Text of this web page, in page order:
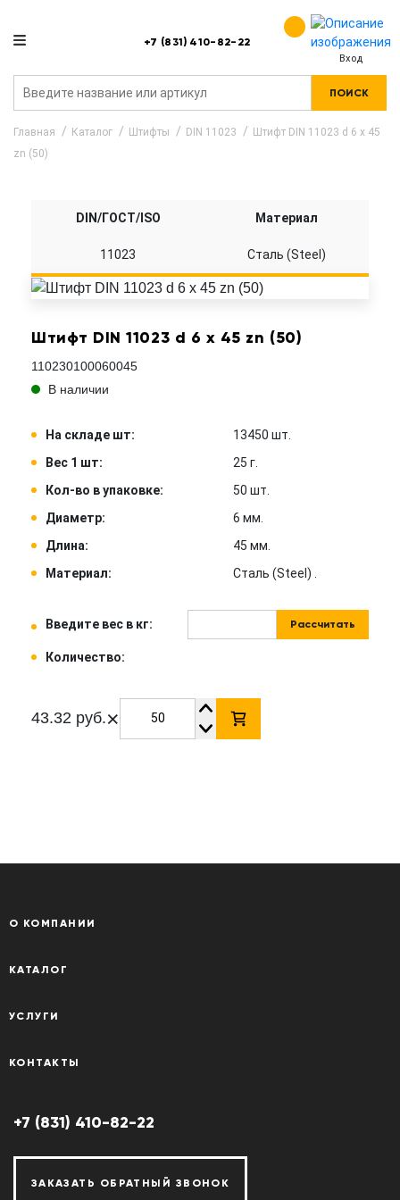
+7 (831) 410-82-22
Вход
ПОИСК
Главная Каталог Штифты DIN 11023
Штифт DIN 11023 d 6 x 45
zn (50)
Штифт DIN 11023 d 6 x 45 zn (50)
110230100060045
В наличии
На складе шт:
13450 шт.
Вес 1 шт:
25 г.
Кол-во в упаковке:
50 шт.
Диаметр:
6 мм.
Длина:
45 мм.
Материал:
Сталь (Steel) .
Введите вес в кг: Рассчитать
Количество:
43.32 руб.×
DIN/ГОСТ/ISO Материал
11023 Сталь (Steel)
О КОМПАНИИ
КАТАЛОГ
УСЛУГИ
КОНТАКТЫ
+7 (831) 410-82-22
ЗАКАЗАТЬ ОБРАТНЫЙ ЗВОНОК